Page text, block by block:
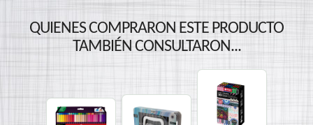
QUIENES COMPRARON ESTE PRODUCTO
TAMBIÉN CONSULTARON...